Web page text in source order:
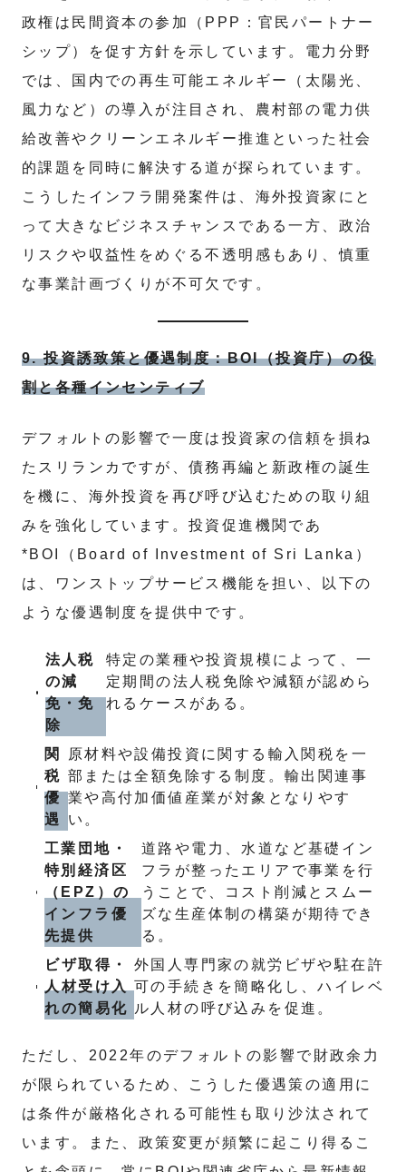
政権は民間資本の参加（PPP：官民パートナー
シップ）を促す方針を示しています。電力分野
では、国内での再生可能エネルギー（太陽光、
風力など）の導入が注目され、農村部の電力供
給改善やクリーンエネルギー推進といった社会
的課題を同時に解決する道が探られています。
こうしたインフラ開発案件は、海外投資家にと
って大きなビジネスチャンスである一方、政治
リスクや収益性をめぐる不透明感もあり、慎重
な事業計画づくりが不可欠です。
9. 投資誘致策と優遇制度：BOI（投資庁）の役
割と各種インセンティブ
デフォルトの影響で一度は投資家の信頼を損ね
たスリランカですが、債務再編と新政権の誕生
を機に、海外投資を再び呼び込むための取り組
みを強化しています。投資促進機関であ
*BOI（Board of Investment of Sri Lanka）
は、ワンストップサービス機能を担い、以下の
ような優遇制度を提供中です。
法人税
の減
免・免
除
特定の業種や投資規模によって、一
定期間の法人税免除や減額が認めら
れるケースがある。
関
税
優
遇
原材料や設備投資に関する輸入関税を一
部または全額免除する制度。輸出関連事
業や高付加価値産業が対象となりやす
い。
工業団地・
特別経済区
（EPZ）の
インフラ優
先提供
道路や電力、水道など基礎イン
フラが整ったエリアで事業を行
うことで、コスト削減とスムー
ズな生産体制の構築が期待でき
る。
ビザ取得・
人材受け入
れの簡易化
外国人専門家の就労ビザや駐在許
可の手続きを簡略化し、ハイレベ
ル人材の呼び込みを促進。
ただし、2022年のデフォルトの影響で財政余力
が限られているため、こうした優遇策の適用に
は条件が厳格化される可能性も取り沙汰されて
います。また、政策変更が頻繁に起こり得るこ